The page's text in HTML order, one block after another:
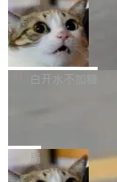
l 迁移或唤醒时，新
库继续执行。存储库
te 17 Pro、OPPO
样的次旗舰。
Z Flip8三款折叠屏
部搭载骁龙8 Elite
本控制系统。目前
ltaDB 的核心思路直
眼的位置：「
mits」——软件是在
是把这段空隙补上。
aDB 捕获 commit 之
SpaceXAI 单季资
根据风险投资人
析）披露的最新分
微软同期总资本开支
bet、微软以及 Meta
白开水不加糖
一个在终端里运行
1.2，驱动这个
局